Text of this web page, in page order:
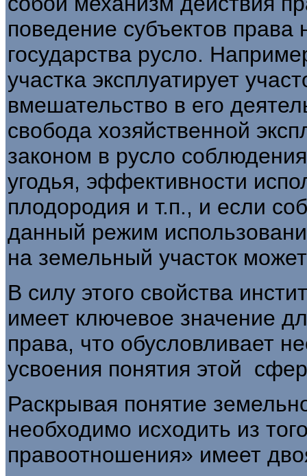
поведение субъектов
государства русло.
участка эксплуатирует
вмешательство в его
свобода хозяйственной
законом в русло
угодья, эффективности
плодородия и т.п., и если
данный режим
на земельный учас­ток
В силу этого свойства
имеет ключевое значение
пра­ва, что обусловливает
усвоения понятия этой
Раскрывая понятие
необходимо исхо­дить из
правоотношения» имеет